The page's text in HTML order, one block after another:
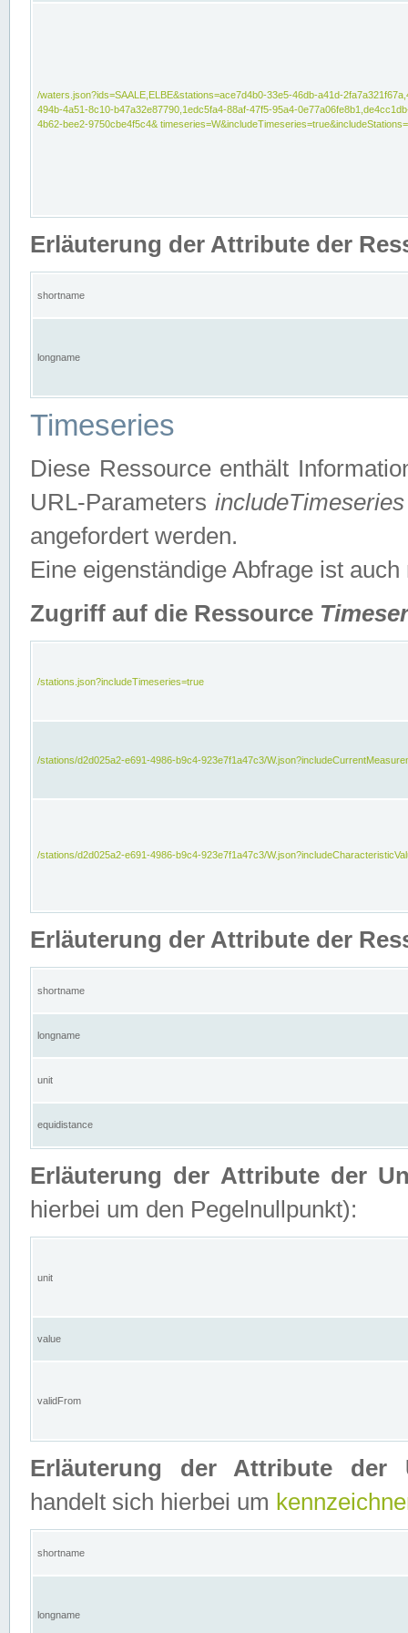
/waters.json?ids=SAALE,ELBE&stations=ace7d4b0-33e5-46db-a41d-
494b-4a51-8c10-b47a32e87790,1edc5fa4-88af-47f5-95a4-
4b62-bee2-9750cbe4f5c4&
Erläuterung der Attribute der
shortname
longname
Timeseries
Diese Ressource enthält
URL-ParametersincludeTimeseries
angefordert werden.
Eine eigenständige Abfrage ist auch
Zugriff auf die Ressource
/stations.json?includeTimeseries=true
/stations/d2d025a2-e691-4986-b9c4-923e7f1a47c3/
/stations/d2d025a2-e691-4986-b9c4-923e7f1a47c3/
Erläuterung der Attribute der
shortname
longname
unit
equidistance
Erläuterung der Attribute der
hierbei um den Pegelnullpunkt):
unit
value
validFrom
Erläuterung der Attribute der
handelt sich hierbei um
shortname
longname